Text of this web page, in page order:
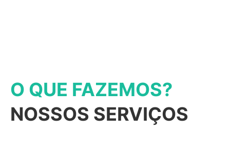
O QUE FAZEMOS?
NOSSOS SERVIÇOS